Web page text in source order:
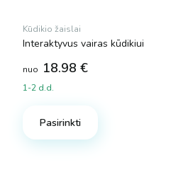
Kūdikio žaislai
Interaktyvus vairas kūdikiui
nuo 18.98 €
1-2 d.d.
Pasirinkti